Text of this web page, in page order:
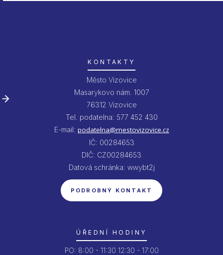
KONTAKTY
Město Vizovice
Masarykovo nám. 1007
76312 Vizovice
Tel. podatelna: 577 452 430
E-mail: podatelna@mestovizovice.cz
IČ: 00284653
DIČ: CZ00284653
Datová schránka: wwybt2j
PODROBNÝ KONTAKT
ÚŘEDNÍ HODINY
PO: 8:00 - 11:30 12:30 - 17:00